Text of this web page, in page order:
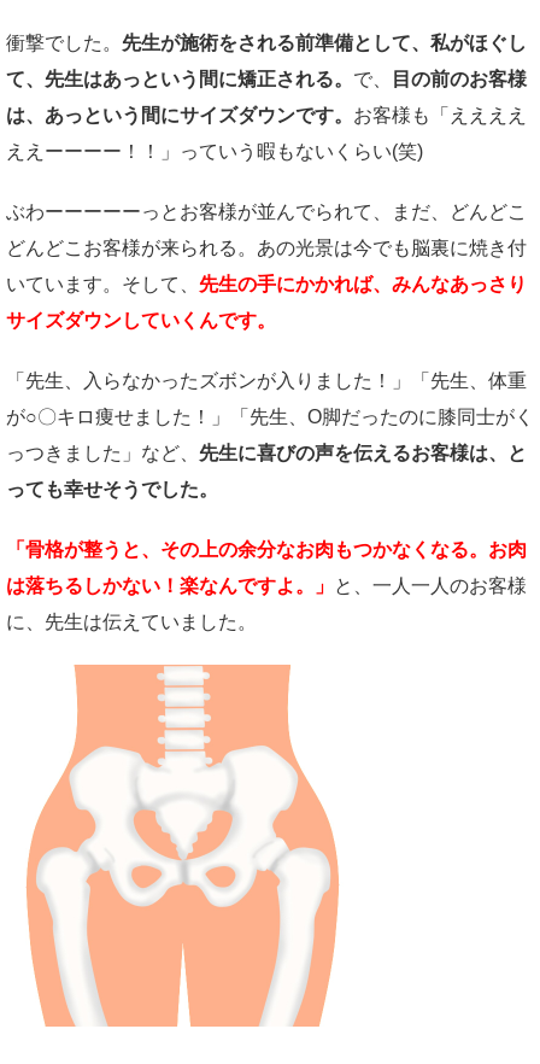
衝撃でした。 先生が施術をされる前準備として、私がほぐし
て、先生はあっという間に矯正される。 で、
目の前のお客様
は、あっという間にサイズダウンです。 お客様も「ええええ
ええーーーー！！」っていう暇もないくらい(笑)
ぶわーーーーーっとお客様が並んでられて、まだ、どんどこ
どんどこお客様が来られる。あの光景は今でも脳裏に焼き付
いています。そして、 先生の手にかかれば、みんなあっさり
サイズダウンしていくんです。
「先生、入らなかったズボンが入りました！」「先生、体重
が○〇キロ痩せました！」「先生、O脚だったのに膝同士がく
っつきました」など、 先生に喜びの声を伝えるお客様は、と
っても幸せそうでした。
「骨格が整うと、その上の余分なお肉もつかなくなる。お肉
は落ちるしかない！楽なんですよ。」 と、一人一人のお客様
に、先生は伝えていました。